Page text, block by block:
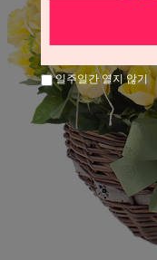
일주일간 열지 않기